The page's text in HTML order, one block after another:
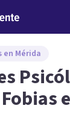
en Mérida